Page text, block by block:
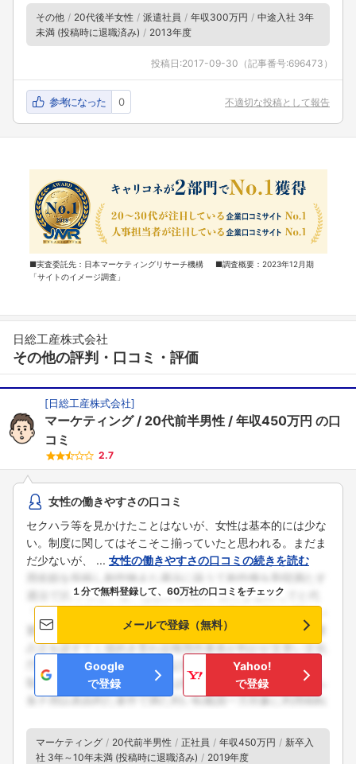
その他 20代後半女性 派遣社員 年収300万円
中途入社 3年
未満 (投稿時に退職済み)
2013年度
投稿日:2017-09-30 （記事番号:696473）
参考になった 0 不適切な投稿として報告
■実査委託先：日本マーケティングリサーチ機構 ■調査概要：2023年12月期
「サイトのイメージ調査」
日総工産株式会社
その他の評判・口コミ・評価
[日総工産株式会社]
マーケティング 20代前半男性 年収450万円 の口
コミ
2.7
女性の働きやすさの口コミ
セクハラ等を見かけたことはないが、女性は基本的には少な
い。制度に関してはそこそこ揃っていたと思われる。まだま
だ少ないが、 ... 女性の働きやすさの口コミの続きを読む
１分で無料登録して、60万社の口コミをチェック
メールで登録（無料）
Google
で登録
Yahoo!
で登録
マーケティング 20代前半男性 正社員 年収450万円
新卒入
社 3年～10年未満 (投稿時に退職済み)
2019年度